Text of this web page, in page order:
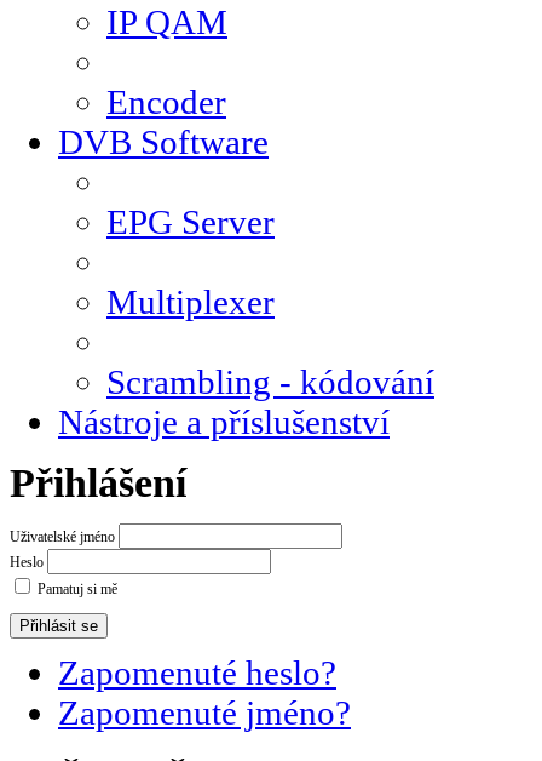
IP QAM
Encoder
DVB Software
EPG Server
Multiplexer
Scrambling - kódování
Nástroje a příslušenství
Přihlášení
Uživatelské jméno
Heslo
Pamatuj si mě
Zapomenuté heslo?
Zapomenuté jméno?